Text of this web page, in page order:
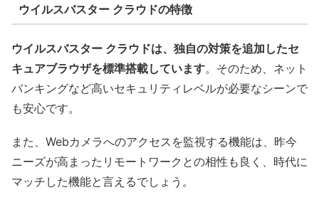
ウイルスバスター クラウドの特徴
ウイルスバスター クラウドは、独自の対策を追加したセ
キュアブラウザを標準搭載しています。そのため、ネット
バンキングなど高いセキュリティレベルが必要なシーンで
も安心です。
また、Webカメラへのアクセスを監視する機能は、昨今
ニーズが高まったリモートワークとの相性も良く、時代に
マッチした機能と言えるでしょう。